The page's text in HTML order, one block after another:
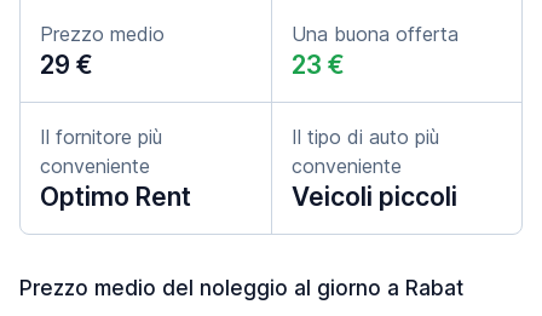
Prezzo medio
29 €
Una buona offerta
23 €
Il fornitore più
conveniente
Optimo Rent
Il tipo di auto più
conveniente
Veicoli piccoli
Prezzo medio del noleggio al giorno a Rabat